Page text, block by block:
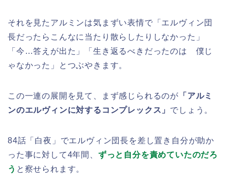
それを見たアルミンは気まずい表情で「エルヴィン団
長だったらこんなに当たり散らしたりしなかった」
「今…答えが出た」「生き返るべきだったのは 僕じ
ゃなかった」とつぶやきます。
この一連の展開を見て、まず感じられるのが 「アルミ
ンのエルヴィンに対するコンプレックス」 でしょう。
84話「白夜」でエルヴィン団長を差し置き自分が助か
った事に対して4年間、 ずっと自分を責めていたのだろ
う と察せられます。